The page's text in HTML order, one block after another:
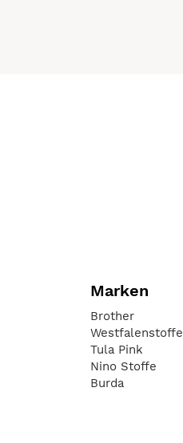
Marken
Brother
Westfalenstoffe
Tula Pink
Nino Stoffe
Burda